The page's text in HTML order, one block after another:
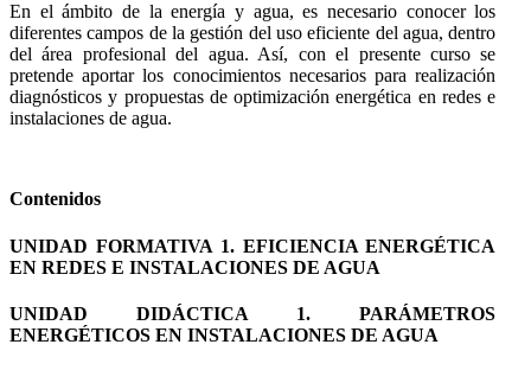
En el ámbito de la energía y agua, es necesario conocer los
diferentes campos de la gestión del uso eficiente del agua, dentro
del área profesional del agua. Así, con el presente curso se
pretende aportar los conocimientos necesarios para realización
diagnósticos y propuestas de optimización energética en redes e
instalaciones de agua.
Contenidos
UNIDAD FORMATIVA 1. EFICIENCIA ENERGÉTICA
EN REDES E INSTALACIONES DE AGUA
UNIDAD DIDÁCTICA 1. PARÁMETROS
ENERGÉTICOS EN INSTALACIONES DE AGUA